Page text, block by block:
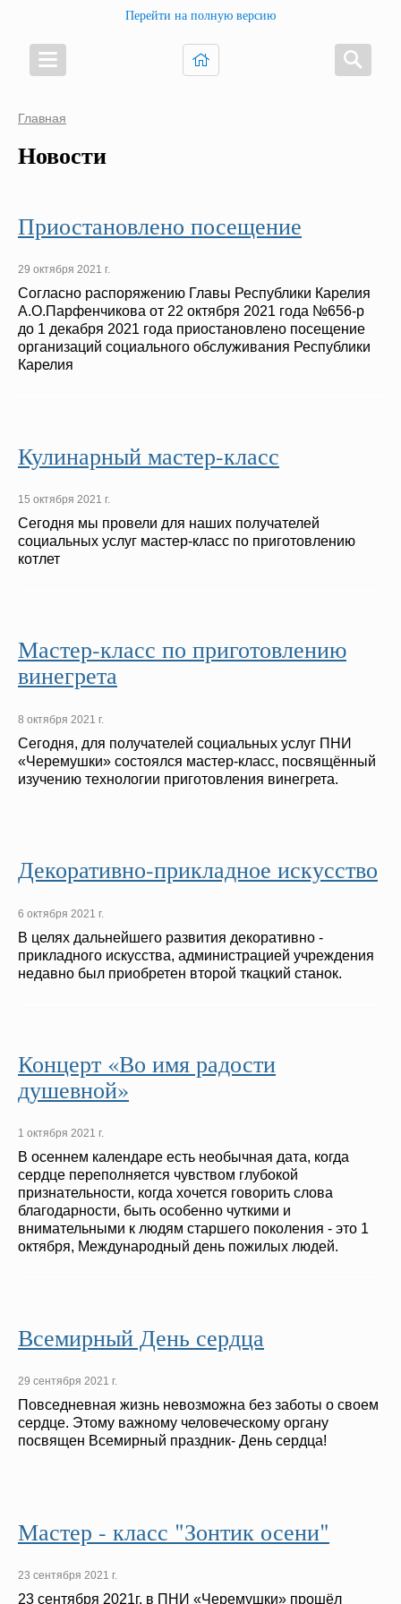
Перейти на полную версию
Главная
Новости
Приостановлено посещение
29 октября 2021 г.
Согласно распоряжению Главы Республики Карелия
А.О.Парфенчикова от 22 октября 2021 года №656-р
до 1 декабря 2021 года приостановлено посещение
организаций социального обслуживания Республики
Карелия
Кулинарный мастер-класс
15 октября 2021 г.
Сегодня мы провели для наших получателей
социальных услуг мастер-класс по приготовлению
котлет
Мастер-класс по приготовлению
винегрета
8 октября 2021 г.
Сегодня, для получателей социальных услуг ПНИ
«Черемушки» состоялся мастер-класс, посвящённый
изучению технологии приготовления винегрета.
Декоративно-прикладное искусство
6 октября 2021 г.
В целях дальнейшего развития декоративно -
прикладного искусства, администрацией учреждения
недавно был приобретен второй ткацкий станок.
Концерт «Во имя радости
душевной»
1 октября 2021 г.
В осеннем календаре есть необычная дата, когда
сердце переполняется чувством глубокой
признательности, когда хочется говорить слова
благодарности, быть особенно чуткими и
внимательными к людям старшего поколения - это 1
октября, Международный день пожилых людей.
Всемирный День сердца
29 сентября 2021 г.
Повседневная жизнь невозможна без заботы о своем
сердце. Этому важному человеческому органу
посвящен Всемирный праздник- День сердца!
Мастер - класс "Зонтик осени"
23 сентября 2021 г.
23 сентября 2021г. в ПНИ «Черемушки» прошёл